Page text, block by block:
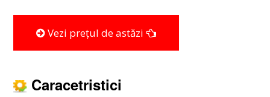
Vezi prețul de astăzi
Caracetristici